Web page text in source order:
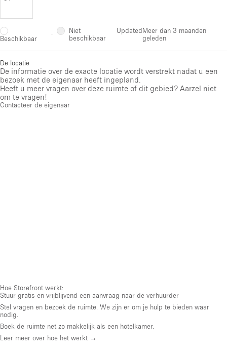
Beschikbaar ·
Niet
beschikbaar
UpdatedMeer dan 3 maanden
geleden
De locatie
De informatie over de exacte locatie wordt verstrekt nadat u een
bezoek met de eigenaar heeft ingepland.
Heeft u meer vragen over deze ruimte of dit gebied? Aarzel niet
om te vragen!
Contacteer de eigenaar
Hoe Storefront werkt:
Stuur gratis en vrijblijvend een aanvraag naar de verhuurder
Stel vragen en bezoek de ruimte. We zijn er om je hulp te bieden waar
nodig.
Boek de ruimte net zo makkelijk als een hotelkamer.
Leer meer over hoe het werkt →